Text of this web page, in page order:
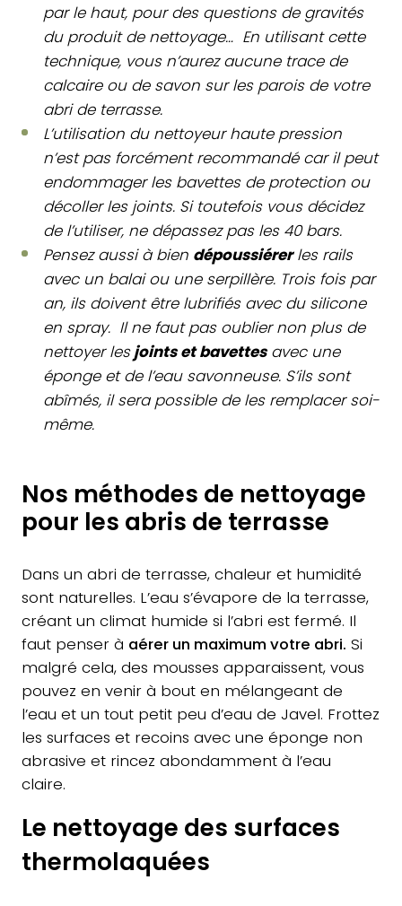
par le haut, pour des questions de gravités
du produit de nettoyage… En utilisant cette
technique, vous n’aurez aucune trace de
calcaire ou de savon sur les parois de votre
abri de terrasse.
L’utilisation du nettoyeur haute pression
n’est pas forcément recommandé car il peut
endommager les bavettes de protection ou
décoller les joints. Si toutefois vous décidez
de l’utiliser, ne dépassez pas les 40 bars.
Pensez aussi à bien dépoussiérerles rails
avec un balai ou une serpillère. Trois fois par
an, ils doivent être lubrifiés avec du silicone
en spray. Il ne faut pas oublier non plus de
nettoyer lesjoints et bavettesavec une
éponge et de l’eau savonneuse. S’ils sont
abîmés, il sera possible de les remplacer soi-
même.
Nos méthodes de nettoyage
pour les abris de terrasse
Dans un abri de terrasse, chaleur et humidité
sont naturelles. L’eau s’évapore de la terrasse,
créant un climat humide si l’abri est fermé. Il
faut penser à aérer un maximum votre abri. Si
malgré cela, des mousses apparaissent, vous
pouvez en venir à bout en mélangeant de
l’eau et un tout petit peu d’eau de Javel. Frottez
les surfaces et recoins avec une éponge non
abrasive et rincez abondamment à l’eau
claire.
Le nettoyage des surfaces
thermolaquées